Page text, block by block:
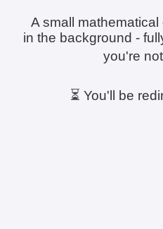
A small
in the background -
you're not
⏳ You'll be